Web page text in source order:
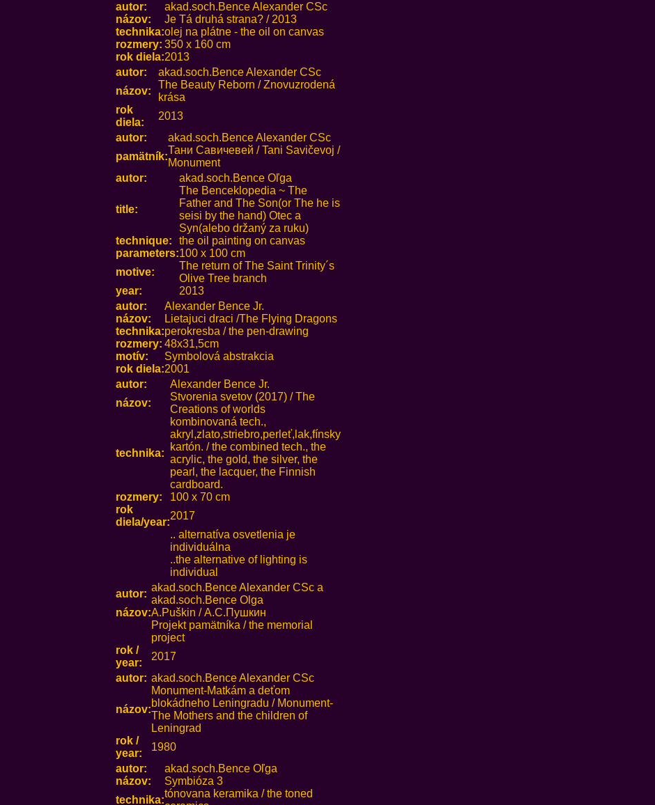
autor:
akad.soch.Bence Alexander CSc
názov:
Je Tá druhá strana? / 2013
technika:olej na plátne - the oil on canvas
rozmery: 350 x 160 cm
rok diela:2013
autor:
akad.soch.Bence Alexander CSc
názov:
The Beauty Reborn / Znovuzrodená
krása
rok
diela:
2013
autor:
akad.soch.Bence Alexander CSc
pamätník:
Тани Савичевей / Tani Savičevoj /
Monument
autor:
akad.soch.Bence Oľga
title:
The Benceklopedia ~ The
Father and The Son(or The he is
seisi by the hand) Otec a
Syn(alebo držaný za ruku)
technique:
the oil painting on canvas
parameters:100 x 100 cm
motive:
The return of The Saint Trinity´s
Olive Tree branch
year:
2013
autor:
Alexander Bence Jr.
názov:
Lietajuci draci /The Flying Dragons
technika:perokresba / the pen-drawing
rozmery: 48x31,5cm
motív:
Symbolová abstrakcia
rok diela:2001
autor:
Alexander Bence Jr.
názov:
Stvorenia svetov (2017) / The
Creations of worlds
technika:
kombinovaná tech.,
akryl,zlato,striebro,perleť,lak,fínsky
kartón. / the combined tech., the
acrylic, the gold, the silver, the
pearl, the lacquer, the Finnish
cardboard.
rozmery:
100 x 70 cm
rok
diela/year:
2017
.. alternatíva osvetlenia je
individuálna
..the alternative of lighting is
individual
autor:
akad.soch.Bence Alexander CSc a
akad.soch.Bence Olga
názov:A.Puškin / А.С.Пушкин
Projekt pamätníka / the memorial
project
rok /
year:
2017
autor: akad.soch.Bence Alexander CSc
názov:
Monument-Matkám a deťom
blokádneho Leningradu / Monument-
The Mothers and the children of
Leningrad
rok /
year:
1980
autor:
akad.soch.Bence Oľga
názov:
Symbióza 3
technika:
tónovana keramika / the toned